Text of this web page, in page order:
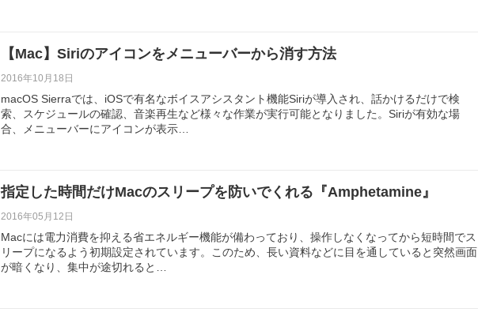
【Mac】Siriのアイコンをメニューバーから消す方法
2016年10月18日
macOS Sierraでは、iOSで有名なボイスアシスタント機能Siriが導入され、話かけるだけで検
索、スケジュールの確認、音楽再生など様々な作業が実行可能となりました。Siriが有効な場
合、メニューバーにアイコンが表示…
指定した時間だけMacのスリープを防いでくれる『Amphetamine』
2016年05月12日
Macには電力消費を抑える省エネルギー機能が備わっており、操作しなくなってから短時間でス
リープになるよう初期設定されています。このため、長い資料などに目を通していると突然画面
が暗くなり、集中が途切れると…